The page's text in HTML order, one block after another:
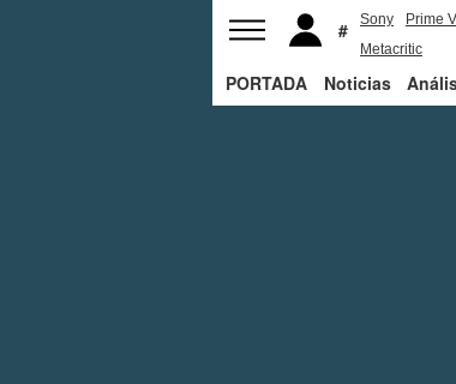
Sony Prime
Metacritic
PORTADA Noticias